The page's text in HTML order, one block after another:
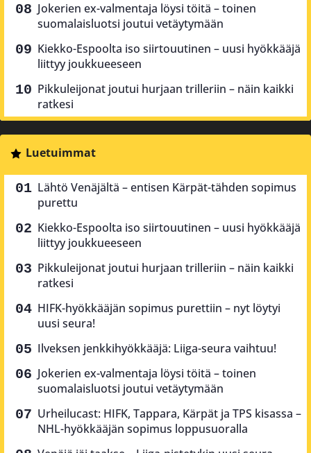
Jokerien ex-valmentaja löysi töitä – toinen
suomalaisluotsi joutui vetäytymään
Kiekko-Espoolta iso siirtouutinen – uusi hyökkääjä
liittyy joukkueeseen
Pikkuleijonat joutui hurjaan trilleriin – näin kaikki
ratkesi
Luetuimmat
Lähtö Venäjältä – entisen Kärpät-tähden sopimus
purettu
Kiekko-Espoolta iso siirtouutinen – uusi hyökkääjä
liittyy joukkueeseen
Pikkuleijonat joutui hurjaan trilleriin – näin kaikki
ratkesi
HIFK-hyökkääjän sopimus purettiin – nyt löytyi
uusi seura!
Ilveksen jenkkihyökkääjä: Liiga-seura vaihtuu!
Jokerien ex-valmentaja löysi töitä – toinen
suomalaisluotsi joutui vetäytymään
Urheilucast: HIFK, Tappara, Kärpät ja TPS kisassa –
NHL-hyökkääjän sopimus loppusuoralla